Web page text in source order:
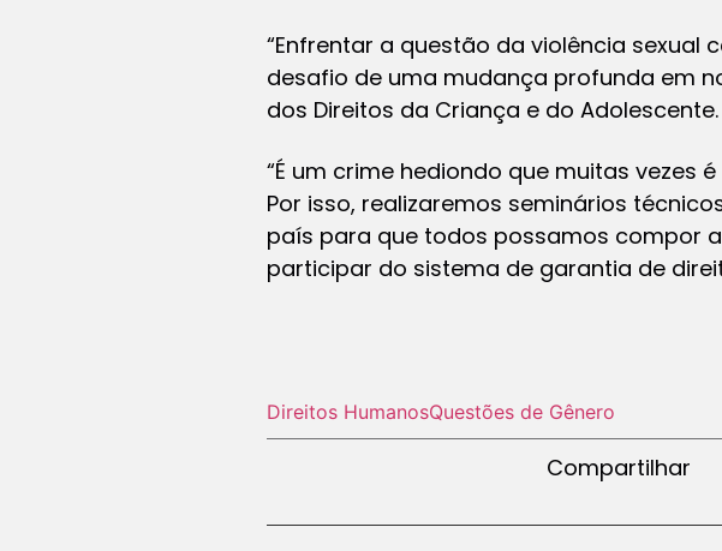
“Enfrentar a questão da violência
desafio de uma mudança profunda em
dos Direitos da Criança e do Adolescente.
“É um crime hediondo que muitas vezes
Por isso, realizaremos seminários
país para que todos possamos compor
participar do sistema de garantia de
Direitos HumanosQuestões de Gênero
Compartilhar